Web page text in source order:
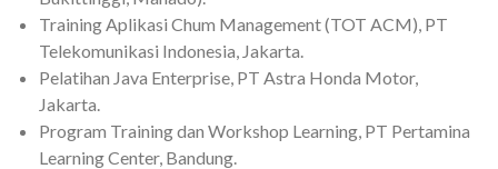
Training Aplikasi Chum Management (TOT ACM), PT
Telekomunikasi Indonesia, Jakarta.
Pelatihan Java Enterprise, PT Astra Honda Motor,
Jakarta.
Program Training dan Workshop Learning, PT Pertamina
Learning Center, Bandung.